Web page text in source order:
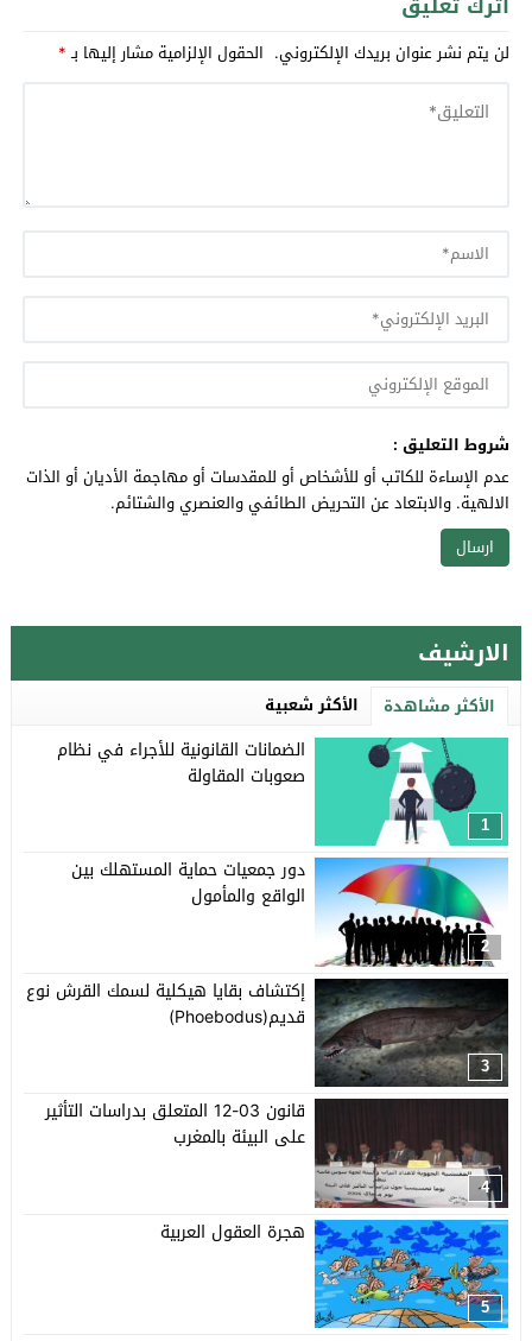
لن يتم نشر عنوان بريدك الإلكتروني. الحقول الإلزامية مشار إليها بـ*
شروط التعليق :
عدم الإساءة للكاتب أو للأشخاص أو للمقدسات أو مهاجمة الأديان أو الذات
الالهية. والابتعاد عن التحريض الطائفي والعنصري والشتائم.
الارشيف
الأكثر مشاهدة الأكثر شعبية
1
الضمانات القانونية للأجراء في نظام
صعوبات المقاولة
2
دور جمعيات حماية المستهلك بين
الواقع والمأمول
3
إكتشاف بقايا هيكلية لسمك القرش نوع
قديم(Phoebodus)
4
قانون 03-12 المتعلق بدراسات التأثير
على البيئة بالمغرب
5
هجرة العقول العربية